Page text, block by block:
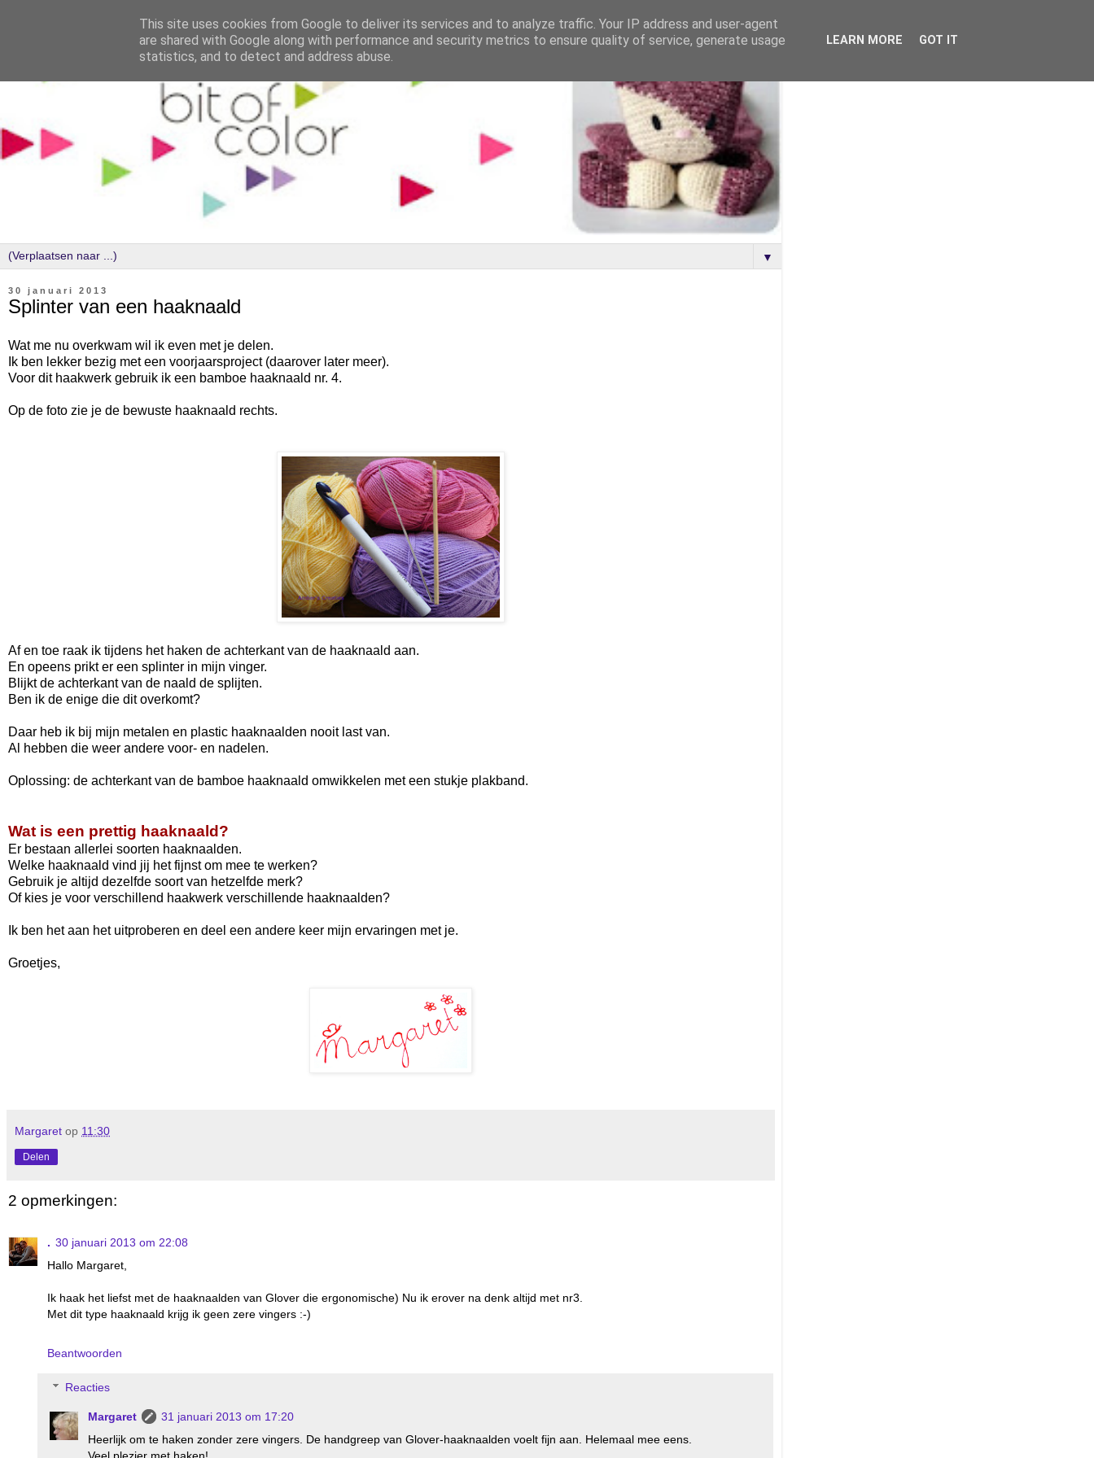
▼
30 januari 2013
Splinter van een haaknaald
Wat me nu overkwam wil ik even met je delen.
Ik ben lekker bezig met een voorjaarsproject (daarover later meer).
Voor dit haakwerk gebruik ik een bamboe haaknaald nr. 4.
Op de foto zie je de bewuste haaknaald rechts.
Af en toe raak ik tijdens het haken de achterkant van de haaknaald aan.
En opeens prikt er een splinter in mijn vinger.
Blijkt de achterkant van de naald de splijten.
Ben ik de enige die dit overkomt?
Daar heb ik bij mijn metalen en plastic haaknaalden nooit last van.
Al hebben die weer andere voor- en nadelen.
Oplossing: de achterkant van de bamboe haaknaald omwikkelen met een stukje plakband.
Wat is een prettig haaknaald?
Er bestaan allerlei soorten haaknaalden.
Welke haaknaald vind jij het fijnst om mee te werken?
Gebruik je altijd dezelfde soort van hetzelfde merk?
Of kies je voor verschillend haakwerk verschillende haaknaalden?
Ik ben het aan het uitproberen en deel een andere keer mijn ervaringen met je.
Groetjes,
Margaret op 11:30
Delen
2 opmerkingen:
. 30 januari 2013 om 22:08
Hallo Margaret,
Ik haak het liefst met de haaknaalden van Glover die ergonomische) Nu ik erover na denk altijd met nr3.
Met dit type haaknaald krijg ik geen zere vingers :-)
Beantwoorden
Reacties
Margaret
31 januari 2013 om 17:20
Heerlijk om te haken zonder zere vingers. De handgreep van Glover-haaknaalden voelt fijn aan. Helemaal mee eens.
This site uses cookies from Google to deliver its services and to analyze traffic. Your IP address and user-agent
are shared with Google along with performance and security metrics to ensure quality of service, generate usage
statistics, and to detect and address abuse.
LEARN MORE GOT IT